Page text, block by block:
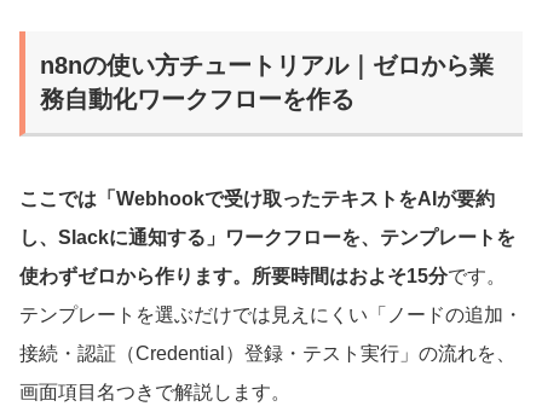
n8nの使い方チュートリアル｜ゼロから業
務自動化ワークフローを作る
ここでは「Webhookで受け取ったテキストをAIが要約
し、Slackに通知する」ワークフローを、テンプレートを
使わずゼロから作ります。所要時間はおよそ15分です。
テンプレートを選ぶだけでは見えにくい「ノードの追加・
接続・認証（Credential）登録・テスト実行」の流れを、
画面項目名つきで解説します。